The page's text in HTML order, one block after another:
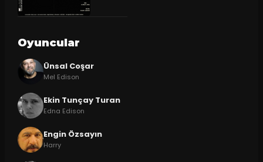
Oyuncular
Ünsal Coşar
Mel Edison
Ekin Tunçay Turan
Edna Edison
Engin Özsayın
Harry